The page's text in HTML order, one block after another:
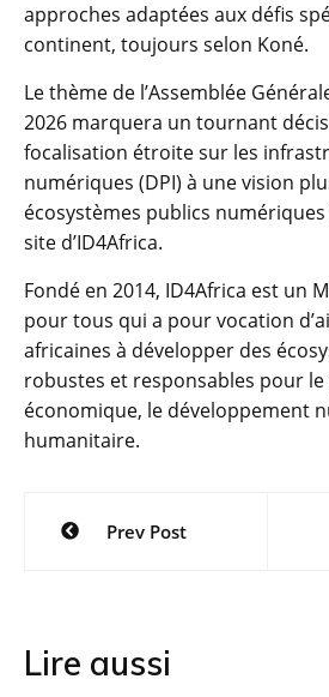
approches adaptées aux défis
continent, toujours selon Koné.
Le thème de l’Assemblée
2026 marquera un tournant
focalisation étroite sur les
numériques (DPI) à une vision
écosystèmes publics
site d’ID4Africa.
Fondé en 2014, ID4Africa est un
pour tous qui a pour vocation
africaines à développer des
robustes et responsables pour
économique, le développement
humanitaire.
Navigation
Prev Post
Lire aussi